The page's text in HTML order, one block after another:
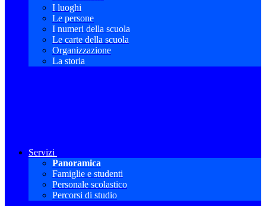
I luoghi
Le persone
I numeri della scuola
Le carte della scuola
Organizzazione
La storia
Servizi
Panoramica
Famiglie e studenti
Personale scolastico
Percorsi di studio